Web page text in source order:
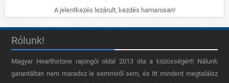
A jelentkezés lezárult, kezdés hamarosan!
Rólunk!
Magyar Hearthstone​ rajongói oldal 2013 óta a közösségért! Nálunk
garantáltan nem maradsz le semmiről sem, és itt mindent megtalálsz